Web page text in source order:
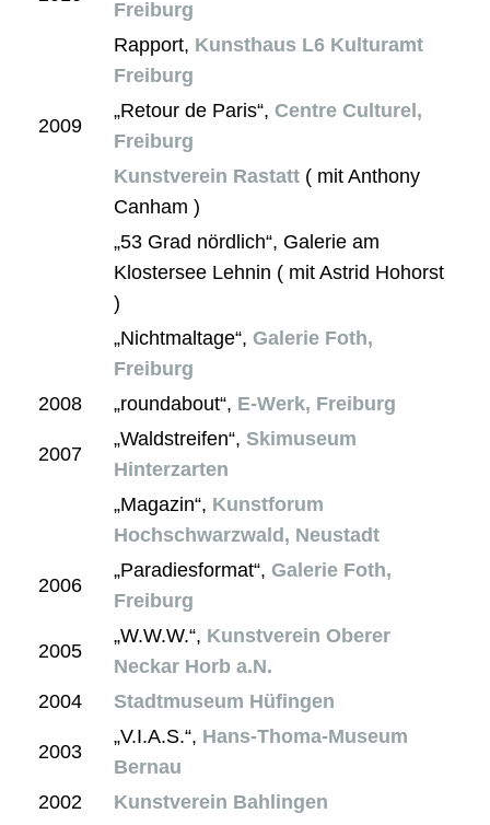
Freiburg
Rapport, Kunsthaus L6 Kulturamt
Freiburg
2009
„Retour de Paris“, Centre Culturel,
Freiburg
Kunstverein Rastatt ( mit Anthony
Canham )
„53 Grad nördlich“, Galerie am
Klostersee Lehnin ( mit Astrid Hohorst
)
„Nichtmaltage“, Galerie Foth,
Freiburg
2008
„roundabout“, E-Werk, Freiburg
2007
„Waldstreifen“, Skimuseum
Hinterzarten
„Magazin“, Kunstforum
Hochschwarzwald, Neustadt
2006
„Paradiesformat“, Galerie Foth,
Freiburg
2005
„W.W.W.“, Kunstverein Oberer
Neckar Horb a.N.
2004
Stadtmuseum Hüfingen
2003
„V.I.A.S.“, Hans-Thoma-Museum
Bernau
2002
Kunstverein Bahlingen